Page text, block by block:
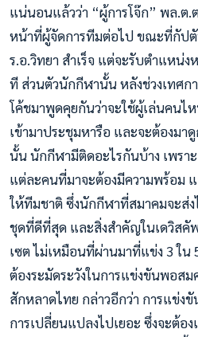
แน่นอนแล้วว่า “ผู้การโจ๊ก” พล.ต.
หน้าที่ผู้จัดการทีมต่อไป ขณะที่กัป
ร.อ.วิทยา สำเร็จ แต่จะรับตำแหน่ง
ที ส่วนตัวนักกีฬานั้น หลังช่วงเทศก
โค้ชมาพูดคุยกันว่าจะใช้ผู้เล่นคนไห
เข้ามาประชุมหารือ และจะต้องมา
นั้น นักกีฬามีติดอะไรกันบ้าง เพรา
แต่ละคนที่มาจะต้องมีความพร้อม
ให้ทีมชาติ ซึ่งนักกีฬาที่สมาคมจะส่
ชุดที่ดีที่สุด และสิ่งสำคัญในเดวิสคั
เซต ไม่เหมือนที่ผ่านมาที่แข่ง 3 ใน
ต้องระมัดระวังในการแข่งขันพอส
สักหลาดไทย กล่าวอีกว่า การแข่ง
การเปลี่ยนแปลงไปเยอะ ซึ่งจะต้อ